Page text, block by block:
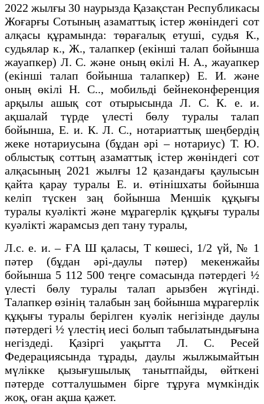
2022 жылғы 30 наурызда Қазақстан Республикасы
Жоғарғы Сотының азаматтық істер жөніндегі сот
алқасы құрамында: төрағалық етуші, судья К.,
судьялар к., Ж., талапкер (екінші талап бойынша
жауапкер) Л. С. және оның өкілі Н. А., жауапкер
(екінші талап бойынша талапкер) Е. И. және
оның өкілі Н. С.., мобильді бейнеконференция
арқылы ашық сот отырысында Л. С. К. е. и.
ақшалай түрде үлесті бөлу туралы талап
бойынша, Е. и. К. Л. С., нотариаттық шеңбердің
жеке нотариусына (бұдан әрі – нотариус) Т. Ю.
облыстық соттың азаматтық істер жөніндегі сот
алқасының 2021 жылғы 12 қазандағы қаулысын
қайта қарау туралы Е. и. өтінішхаты бойынша
келіп түскен заң бойынша Меншік құқығы
туралы куәлікті және мұрагерлік құқығы туралы
куәлікті жарамсыз деп тану туралы,
Л.с. е. и. – ҒА Ш қаласы, Т көшесі, 1/2 үй, № 1
пәтер (бұдан әрі-даулы пәтер) мекенжайы
бойынша 5 112 500 теңге сомасында пәтердегі ½
үлесті бөлу туралы талап арызбен жүгінді.
Талапкер өзінің талабын заң бойынша мұрагерлік
құқығы туралы берілген куәлік негізінде даулы
пәтердегі ½ үлестің иесі болып табылатындығына
негіздеді. Қазіргі уақытта Л. С. Ресей
Федерациясында тұрады, даулы жылжымайтын
мүлікке қызығушылық танытпайды, өйткені
пәтерде сотталушымен бірге тұруға мүмкіндік
жоқ, оған ақша қажет.